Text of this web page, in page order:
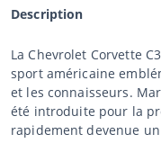
Description
La Chevrolet Corvette
sport américaine
et les connaisseurs.
été introduite pour la
rapidement devenue